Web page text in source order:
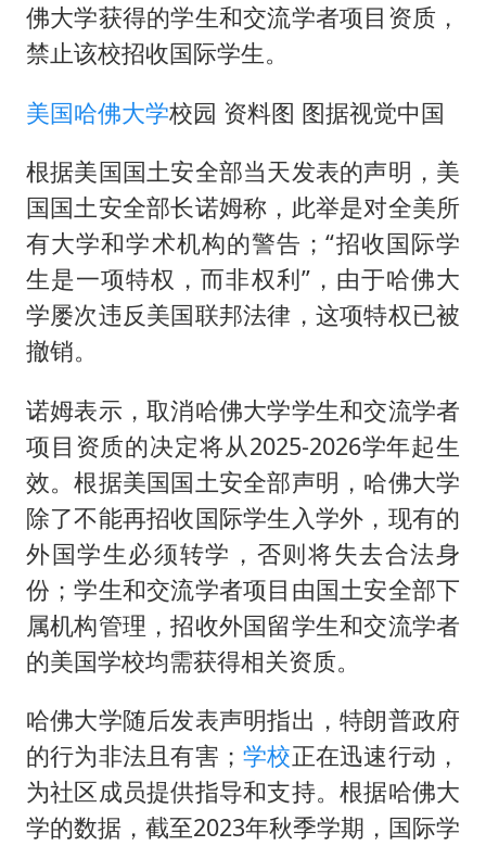
店主称换“青海拉面”招牌后生意更好
22岁女生独闯南太行失联12天
习近平心系体育强国建设
佛大学获得的学生和交流学者项目资质，
禁止该校招收国际学生。
美国哈佛大学校园 资料图 图据视觉中国
根据美国国土安全部当天发表的声明，美
国国土安全部长诺姆称，此举是对全美所
有大学和学术机构的警告；“招收国际学
生是一项特权，而非权利”，由于哈佛大
学屡次违反美国联邦法律，这项特权已被
撤销。
诺姆表示，取消哈佛大学学生和交流学者
项目资质的决定将从2025-2026学年起生
效。根据美国国土安全部声明，哈佛大学
除了不能再招收国际学生入学外，现有的
外国学生必须转学，否则将失去合法身
份；学生和交流学者项目由国土安全部下
属机构管理，招收外国留学生和交流学者
的美国学校均需获得相关资质。
哈佛大学随后发表声明指出，特朗普政府
的行为非法且有害； 学校正在迅速行动，
为社区成员提供指导和支持。根据哈佛大
学的数据，截至2023年秋季学期，国际学